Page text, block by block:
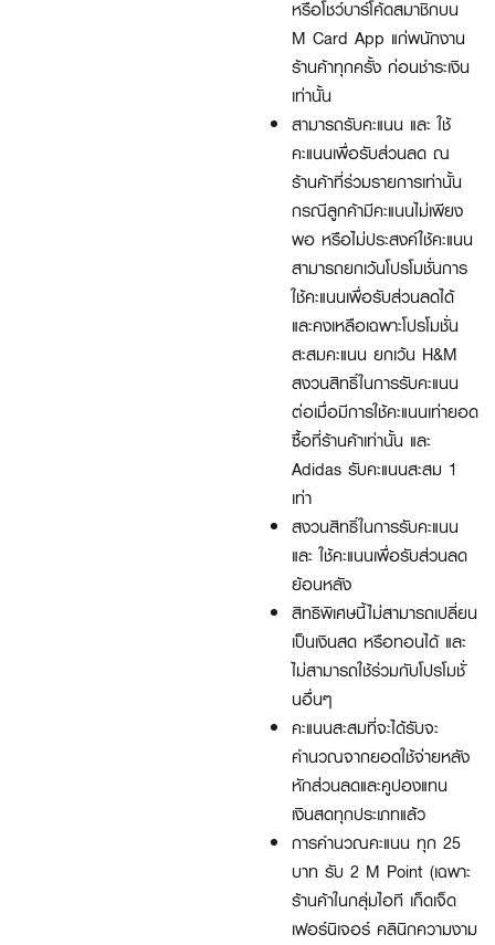
หรือโชว์บาร์โค้ดสมาชิกบน
M Card App แก่พนักงาน
ร้านค้าทุกครั้ง ก่อนชำระเงิน
เท่านั้น
สามารถรับคะแนน และ ใช้
คะแนนเพื่อรับส่วนลด ณ
ร้านค้าที่ร่วมรายการเท่านั้น
กรณีลูกค้ามีคะแนนไม่เพียง
พอ หรือไม่ประสงค์ใช้คะแนน
สามารถยกเว้นโปรโมชั่นการ
ใช้คะแนนเพื่อรับส่วนลดได้
และคงเหลือเฉพาะโปรโมชั่น
สะสมคะแนน ยกเว้น H&M
สงวนสิทธิ์ในการรับคะแนน
ต่อเมื่อมีการใช้คะแนนเท่ายอด
ซื้อที่ร้านค้าเท่านั้น และ
Adidas รับคะแนนสะสม 1
เท่า
สงวนสิทธิ์ในการรับคะแนน
และ ใช้คะแนนเพื่อรับส่วนลด
ย้อนหลัง
สิทธิพิเศษนี้ไม่สามารถเปลี่ยน
เป็นเงินสด หรือทอนได้ และ
ไม่สามารถใช้ร่วมกับโปรโมชั่
นอื่นๆ
คะแนนสะสมที่จะได้รับจะ
คำนวณจากยอดใช้จ่ายหลัง
หักส่วนลดและคูปองแทน
เงินสดทุกประเภทแล้ว
การคำนวณคะแนน ทุก 25
บาท รับ 2 M Point (เฉพาะ
ร้านค้าในกลุ่มไอที เก็ดเจ็ด
เฟอร์นิเจอร์ คลินิกความงาม